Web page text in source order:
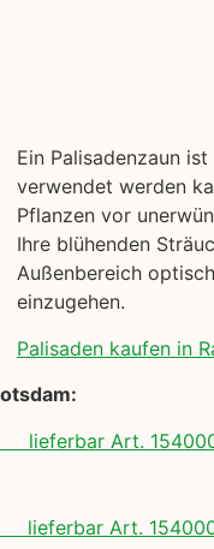
Ein Palisadenzaun
verwendet werden
Pflanzen vor
Ihre blühenden
Außenbereich
einzugehen.
Palisaden kaufen in
lieferbar Art.
lieferbar Art.